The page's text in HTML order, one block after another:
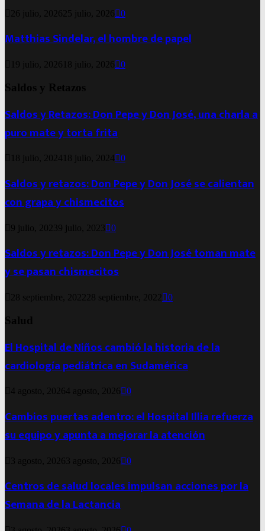
26 julio, 2026 25 julio, 2026 0
Matthias Sindelar, el hombre de papel
19 julio, 2026 18 julio, 2026 0
Saldos y Retazos
Saldos y Retazos: Don Pepe y Don José, una charla a
puro mate y torta frita
18 julio, 2024 18 julio, 2024 0
Saldos y retazos: Don Pepe y Don José se calientan
con grapa y chismecitos
9 julio, 20239 julio, 2023 0
Saldos y retazos: Don Pepe y Don José toman mate
y se pasan chismecitos
28 septiembre, 2022 28 septiembre, 2022 0
Salud
El Hospital de Niños cambió la historia de la
cardiología pediátrica en Sudamérica
4 agosto, 20264 agosto, 2026 0
Cambios puertas adentro: el Hospital Illia refuerza
su equipo y apunta a mejorar la atención
3 agosto, 2026 3 agosto, 2026 0
Centros de salud locales impulsan acciones por la
Semana de la Lactancia